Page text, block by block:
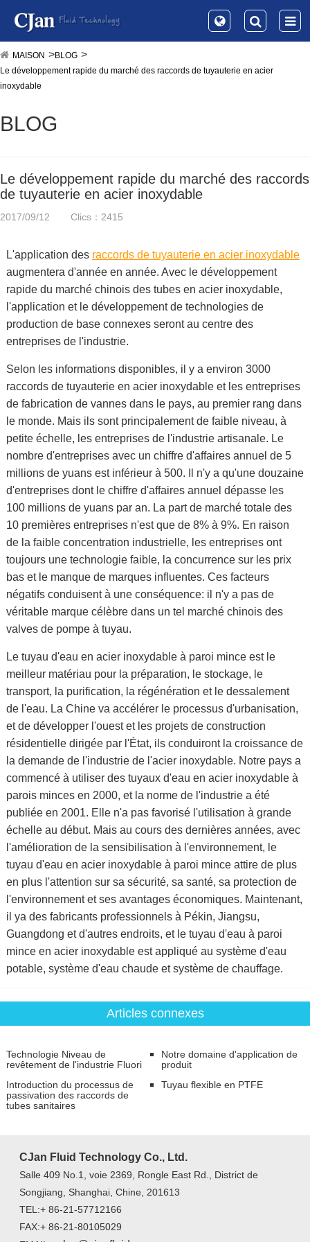
MAISON
BLOG
Le développement rapide du marché des raccords de tuyauterie en acier
inoxydable
BLOG
Le développement rapide du marché des raccords
de tuyauterie en acier inoxydable
2017/09/12 Clics：2415
L'application des raccords de tuyauterie en acier inoxydable
augmentera d'année en année. Avec le développement
rapide du marché chinois des tubes en acier inoxydable,
l'application et le développement de technologies de
production de base connexes seront au centre des
entreprises de l'industrie.
Selon les informations disponibles, il y a environ 3000
raccords de tuyauterie en acier inoxydable et les entreprises
de fabrication de vannes dans le pays, au premier rang dans
le monde. Mais ils sont principalement de faible niveau, à
petite échelle, les entreprises de l'industrie artisanale. Le
nombre d'entreprises avec un chiffre d'affaires annuel de 5
millions de yuans est inférieur à 500. Il n'y a qu'une douzaine
d'entreprises dont le chiffre d'affaires annuel dépasse les
100 millions de yuans par an. La part de marché totale des
10 premières entreprises n'est que de 8% à 9%. En raison
de la faible concentration industrielle, les entreprises ont
toujours une technologie faible, la concurrence sur les prix
bas et le manque de marques influentes. Ces facteurs
négatifs conduisent à une conséquence: il n'y a pas de
véritable marque célèbre dans un tel marché chinois des
valves de pompe à tuyau.
Le tuyau d'eau en acier inoxydable à paroi mince est le
meilleur matériau pour la préparation, le stockage, le
transport, la purification, la régénération et le dessalement
de l'eau. La Chine va accélérer le processus d'urbanisation,
et de développer l'ouest et les projets de construction
résidentielle dirigée par l'État, ils conduiront la croissance de
la demande de l'industrie de l'acier inoxydable. Notre pays a
commencé à utiliser des tuyaux d'eau en acier inoxydable à
parois minces en 2000, et la norme de l'industrie a été
publiée en 2001. Elle n'a pas favorisé l'utilisation à grande
échelle au début. Mais au cours des dernières années, avec
l'amélioration de la sensibilisation à l'environnement, le
tuyau d'eau en acier inoxydable à paroi mince attire de plus
en plus l'attention sur sa sécurité, sa santé, sa protection de
l'environnement et ses avantages économiques. Maintenant,
il ya des fabricants professionnels à Pékin, Jiangsu,
Guangdong et d'autres endroits, et le tuyau d'eau à paroi
mince en acier inoxydable est appliqué au système d'eau
potable, système d'eau chaude et système de chauffage.
Articles connexes
Technologie Niveau de
revêtement de l'industrie Fluori
Notre domaine d'application de
produit
Introduction du processus de
passivation des raccords de
tubes sanitaires
Tuyau flexible en PTFE
CJan Fluid Technology Co., Ltd.
Salle 409 No.1, voie 2369, Rongle East Rd., District de
Songjiang, Shanghai, Chine, 201613
TEL:+ 86-21-57712166
FAX:+ 86-21-80105029